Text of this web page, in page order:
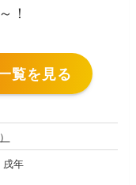
！
覧を見る
戌年